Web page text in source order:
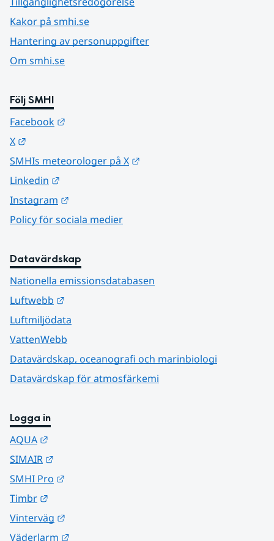
Kakor på smhi.se
Hantering av personuppgifter
Om smhi.se
Följ SMHI
Facebook
X
SMHIs meteorologer på X
Linkedin
Instagram
Policy för sociala medier
Datavärdskap
Nationella emissionsdatabasen
Luftwebb
Luftmiljödata
VattenWebb
Datavärdskap, oceanografi och marinbiologi
Datavärdskap för atmosfärkemi
Logga in
AQUA
SIMAIR
SMHI Pro
Timbr
Vinterväg
Väderlarm